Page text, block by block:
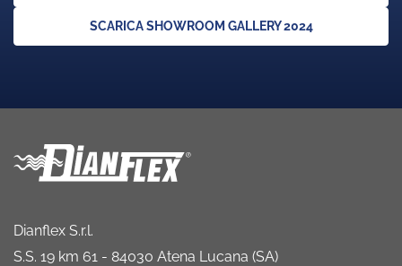
SCARICA SHOWROOM GALLERY 2024
Dianflex S.r.l.
S.S. 19 km 61 - 84030 Atena Lucana (SA)